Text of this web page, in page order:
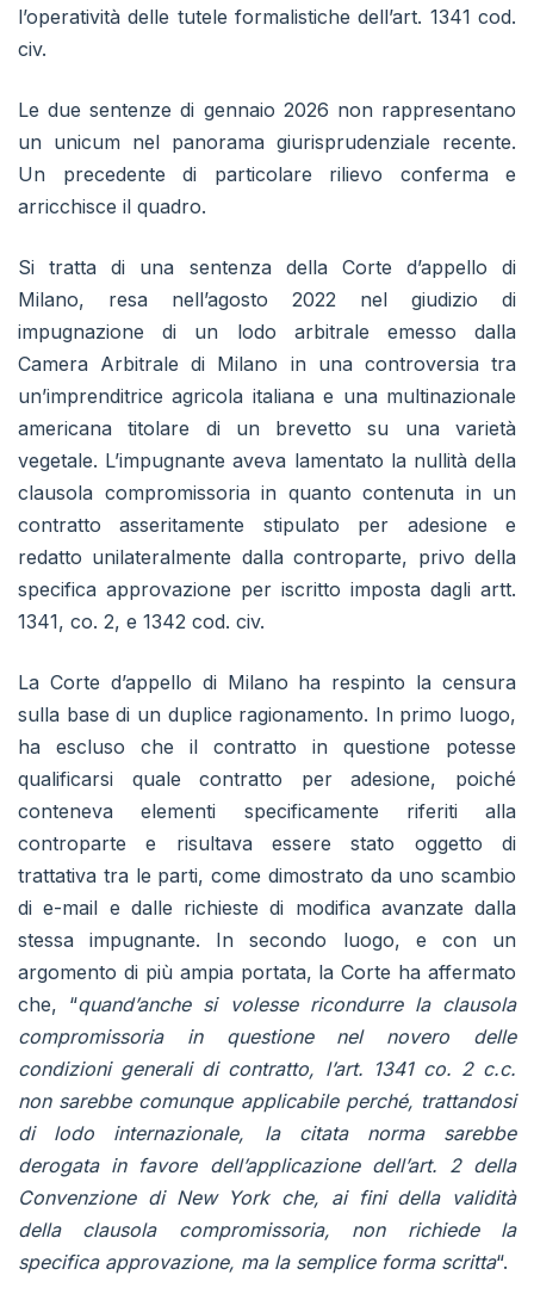
l’operatività delle tutele formalistiche dell’art. 1341 cod.
civ.
Le due sentenze di gennaio 2026 non rappresentano
un unicum nel panorama giurisprudenziale recente.
Un precedente di particolare rilievo conferma e
arricchisce il quadro.
Si tratta di una sentenza della Corte d’appello di
Milano, resa nell’agosto 2022 nel giudizio di
impugnazione di un lodo arbitrale emesso dalla
Camera Arbitrale di Milano in una controversia tra
un’imprenditrice agricola italiana e una multinazionale
americana titolare di un brevetto su una varietà
vegetale. L’impugnante aveva lamentato la nullità della
clausola compromissoria in quanto contenuta in un
contratto asseritamente stipulato per adesione e
redatto unilateralmente dalla controparte, privo della
specifica approvazione per iscritto imposta dagli artt.
1341, co. 2, e 1342 cod. civ.
La Corte d’appello di Milano ha respinto la censura
sulla base di un duplice ragionamento. In primo luogo,
ha escluso che il contratto in questione potesse
qualificarsi quale contratto per adesione, poiché
conteneva elementi specificamente riferiti alla
controparte e risultava essere stato oggetto di
trattativa tra le parti, come dimostrato da uno scambio
di e-mail e dalle richieste di modifica avanzate dalla
stessa impugnante. In secondo luogo, e con un
argomento di più ampia portata, la Corte ha affermato
che, “quand’anche si volesse ricondurre la clausola
compromissoria in questione nel novero delle
condizioni generali di contratto, l’art. 1341 co. 2 c.c.
non sarebbe comunque applicabile perché, trattandosi
di lodo internazionale, la citata norma sarebbe
derogata in favore dell’applicazione dell’art. 2 della
Convenzione di New York che, ai fini della validità
della clausola compromissoria, non richiede la
specifica approvazione, ma la semplice forma scritta“.